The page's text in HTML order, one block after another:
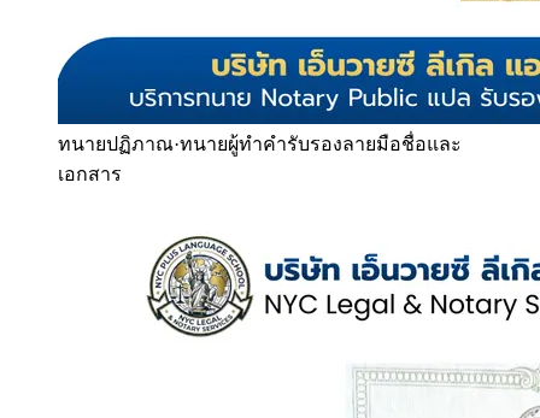
ทนายปฏิภาณ·ทนายผู้ทำคำรับรองลายมือชื่อและ
เอกสาร